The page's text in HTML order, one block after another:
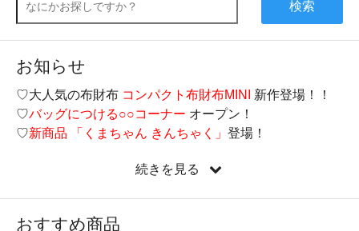
検索
お知らせ
♡大人気の布財布 コンパクト布財布MINI 新作登場！！
♡バッグにつける○○コーナー オープン！
♡新商品 「くまちゃん きんちゃく」 登場！
続きを見る
おすすめ商品